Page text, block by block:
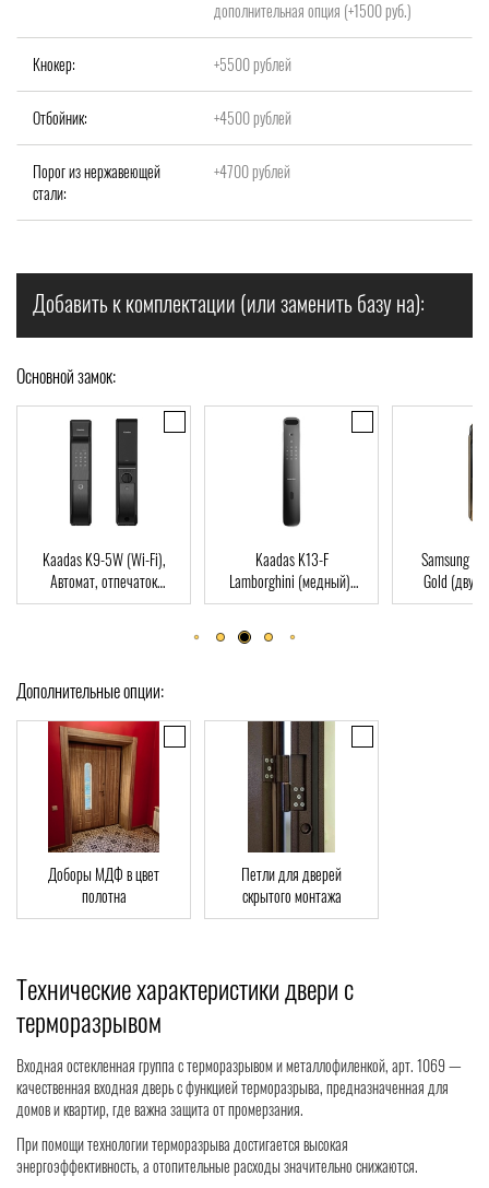
дополнительная опция (+1500 руб.)
Кнокер: +5500 рублей
Отбойник: +4500 рублей
Порог из нержавеющей
стали:
+4700 рублей
Добавить к комплектации (или заменить базу на):
Основной замок:
K9-5W (Wi-Fi),
отпечаток
Wi-Fi, RFID-Card
Kaadas K13-F
Lamborghini (медный),
Автомат, Face-ID,
отпечаток пальца, RFID-
Card
Samsung SHP-DP728
Gold (двухригельная
врезная часть), Автомат,
Дополнительные опции:
Доборы МДФ в цвет
полотна
Петли для дверей
скрытого монтажа
Технические характеристики двери с
терморазрывом
Входная остекленная группа с терморазрывом и металлофиленкой, арт. 1069 —
качественная входная дверь с функцией терморазрыва, предназначенная для
домов и квартир, где важна защита от промерзания.
При помощи технологии терморазрыва достигается высокая
энергоэффективность, а отопительные расходы значительно снижаются.